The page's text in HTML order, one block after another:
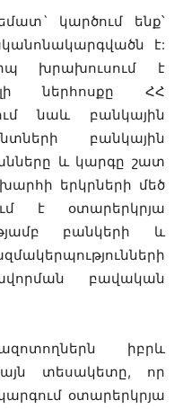
կարծում ենք՝
է:
խրախուսում է
ներհոսքը ՀՀ
նաև բանկային
բանկային
և կարգը շատ
երկրների մեծ
է օտարերկրյա
բանկերի և
բավական
իբրև
տեսակետը, որ
օտարերկրյա